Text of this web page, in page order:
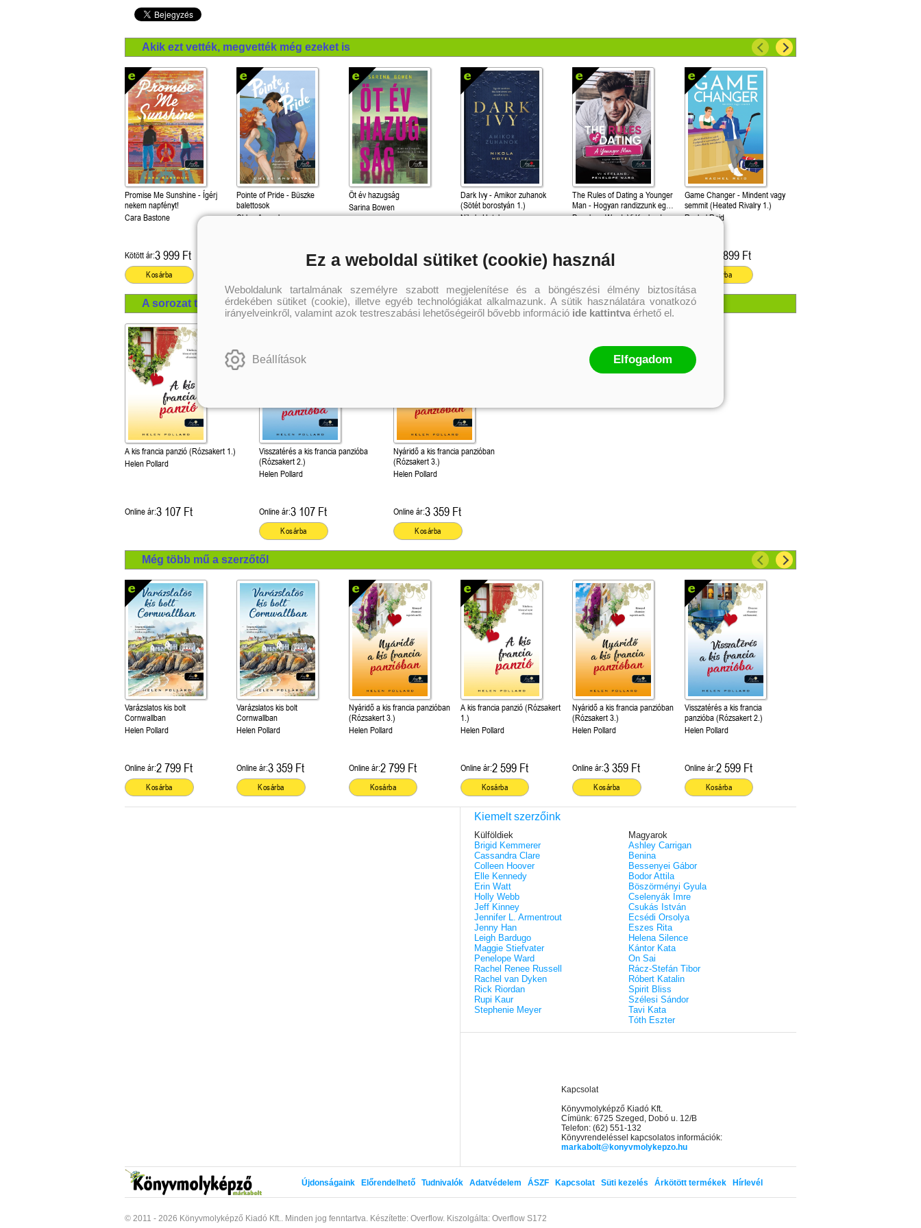
Akik ezt vették, megvették még ezeket is
Promise Me Sunshine - Ígérj
nekem napfényt!
Cara Bastone
Kötött ár:3 999 Ft
Kosárba
Pointe of Pride - Büszke
balettosok
Chloe Angyal
Öt év hazugság
Sarina Bowen
Kötött ár:4 199 Ft
Dark Ivy - Amikor zuhanok
(Sötét borostyán 1.)
Nikola Hotel
Kötött ár:3 799 Ft
The Rules of Dating a Younger
Man - Hogyan randizzunk egy
fiatalabb pasival? (Hogyan
Penelope Ward, Vi Keeland
Kötött ár:3 999 Ft
Game Changer - Mindent vagy
semmit (Heated Rivalry 1.)
Rachel Reid
3 899 Ft
Kosárba
A sorozat további termékei
A kis francia panzió (Rózsakert 1.)
Helen Pollard
Online ár:3 107 Ft
Visszatérés a kis francia panzióba
(Rózsakert 2.)
Helen Pollard
Online ár:3 107 Ft
Kosárba
Nyáridő a kis francia panzióban
(Rózsakert 3.)
Helen Pollard
Online ár:3 359 Ft
Kosárba
Még több mű a szerzőtől
Varázslatos kis bolt
Cornwallban
Helen Pollard
Online ár:2 799 Ft
Kosárba
Varázslatos kis bolt
Cornwallban
Helen Pollard
Online ár:3 359 Ft
Kosárba
Nyáridő a kis francia panzióban
(Rózsakert 3.)
Helen Pollard
Online ár:2 799 Ft
Kosárba
A kis francia panzió (Rózsakert
1.)
Helen Pollard
Online ár:2 599 Ft
Kosárba
Nyáridő a kis francia panzióban
(Rózsakert 3.)
Helen Pollard
Online ár:3 359 Ft
Kosárba
Visszatérés a kis francia
panzióba (Rózsakert 2.)
Helen Pollard
Online ár:2 599 Ft
Kosárba
Kiemelt szerzőink
Külföldiek
Brigid Kemmerer
Cassandra Clare
Colleen Hoover
Elle Kennedy
Erin Watt
Holly Webb
Jeff Kinney
Jennifer L. Armentrout
Jenny Han
Leigh Bardugo
Maggie Stiefvater
Penelope Ward
Rachel Renee Russell
Rachel van Dyken
Rick Riordan
Rupi Kaur
Stephenie Meyer
Magyarok
Ashley Carrigan
Benina
Bessenyei Gábor
Bodor Attila
Böszörményi Gyula
Cselenyák Imre
Csukás István
Ecsédi Orsolya
Eszes Rita
Helena Silence
Kántor Kata
On Sai
Rácz-Stefán Tibor
Róbert Katalin
Spirit Bliss
Szélesi Sándor
Tavi Kata
Tóth Eszter
Kapcsolat
Könyvmolyképző Kiadó Kft.
Címünk: 6725 Szeged, Dobó u. 12/B
Telefon: (62) 551-132
Könyvrendeléssel kapcsolatos információk:
markabolt@konyvmolykepzo.hu
Újdonságaink Előrendelhető Tudnivalók Adatvédelem ÁSZF Kapcsolat Süti kezelés Árkötött termékek Hírlevél
© 2011 - 2026 Könyvmolyképző Kiadó Kft.. Minden jog fenntartva. Készítette: Overflow. Kiszolgálta: Overflow S172
Ez a weboldal sütiket (cookie) használ
Weboldalunk tartalmának személyre szabott megjelenítése és a böngészési élmény biztosítása
érdekében sütiket (cookie), illetve egyéb technológiákat alkalmazunk. A sütik használatára vonatkozó
irányelveinkről, valamint azok testreszabási lehetőségeiről bővebb információ ide kattintva érhető el.
Beállítások Elfogadom